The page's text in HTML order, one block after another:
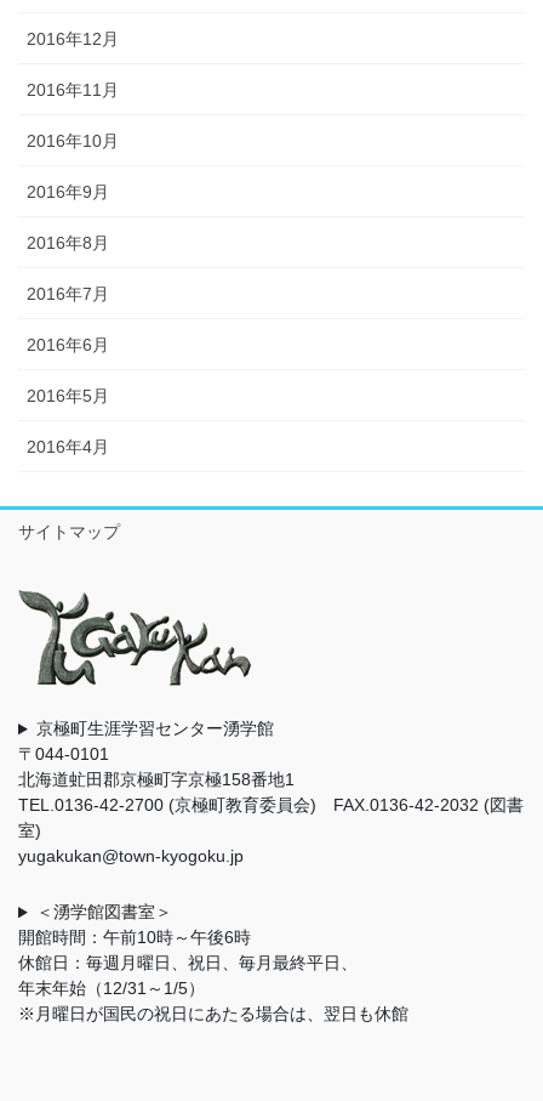
2016年12月
2016年11月
2016年10月
2016年9月
2016年8月
2016年7月
2016年6月
2016年5月
2016年4月
サイトマップ
京極町生涯学習センター湧学館
〒044-0101
北海道虻田郡京極町字京極158番地1
TEL.0136-42-2700 (京極町教育委員会) FAX.0136-42-2032 (図書
室)
yugakukan@town-kyogoku.jp
＜湧学館図書室＞
開館時間：午前10時～午後6時
休館日：毎週月曜日、祝日、毎月最終平日、
年末年始（12/31～1/5）
※月曜日が国民の祝日にあたる場合は、翌日も休館